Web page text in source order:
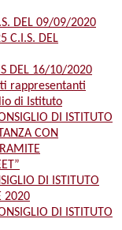
DEL 09/09/2020
C.I.S. DEL
DEL 16/10/2020
rappresentanti
di Istituto
DI ISTITUTO
CON
DI ISTITUTO
2020
DI ISTITUTO